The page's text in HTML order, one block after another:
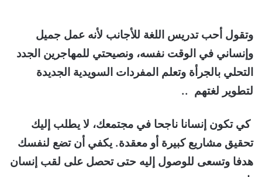
وتقول أحب تدريس اللغة للأجانب لأنه عمل جميل
وإنساني في الوقت نفسه، ونصيحتي للمهاجرين الجدد
التحلي بالجرأة وتعلم المفردات السويدية الجديدة
لتطوير لغتهم ..
كي تكون إنسانا ناجحا في مجتمعك، لا يطلب إليك
تحقيق مشاريع كبيرة أو معقدة. يكفي أن تضع لنفسك
هدفا وتسعى للوصول إليه حتى تحصل على لقب إنسان